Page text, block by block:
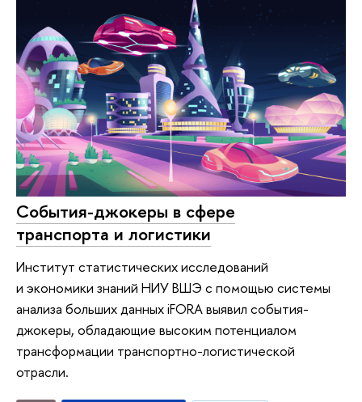
События-джокеры в сфере
транспорта и логистики
Институт статистических исследований
и экономики знаний НИУ ВШЭ с помощью системы
анализа больших данных iFORA выявил события-
джокеры, обладающие высоким потенциалом
трансформации транспортно-логистической
отрасли.